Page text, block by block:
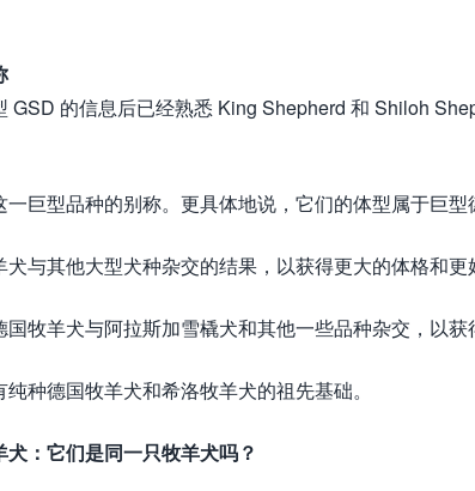
GSD 的信息后已经熟悉 King Shepherd 和 Shiloh
巨型品种的别称。更具体地说，它们的体型属于巨型
与其他大型犬种杂交的结果，以获得更大的体格和更
牧羊犬与阿拉斯加雪橇犬和其他一些品种杂交，以获
种德国牧羊犬和希洛牧羊犬的祖先基础。
：它们是同一只牧羊犬吗？